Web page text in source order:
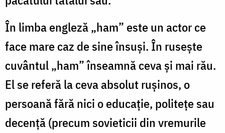
În limba engleză „ham” este un actor ce
face mare caz de sine însuşi. În ruseşte
cuvântul „ham” înseamnă ceva şi mai rău.
El se referă la ceva absolut ruşinos, o
persoană fără nici o educaţie, politeţe sau
decenţă (precum sovieticii din vremurile